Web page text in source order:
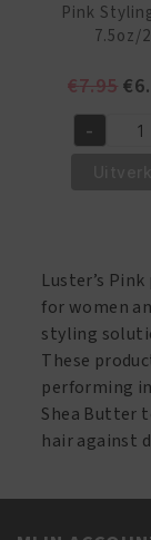
Pink
7.5oz/
€7.95
was:
€
Pink
-
Luster’s
for women
styling
These
performing
Shea Butter
hair against